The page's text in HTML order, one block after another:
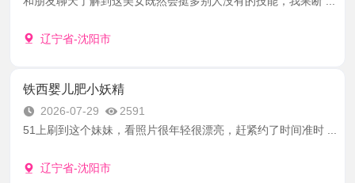
辽宁省-沈阳市
铁西婴儿肥小妖精
2026-07-29
2591
51上刷到这个妹妹，看照片很年轻很漂亮，赶紧约了时间准时 ...
辽宁省-沈阳市